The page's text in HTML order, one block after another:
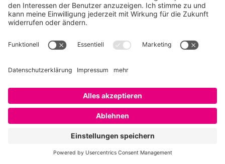
Jeder Mensch verdient den bestmöglich passenden Job und
Profil besuchen
Die AI Playlist von SAATKORN